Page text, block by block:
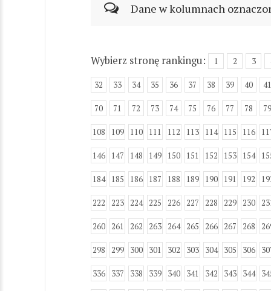
Dane w kolumnach
Wybierz stronę rankingu: 1 2 3
32 33 34 35 36 37 38 39 40 41
70 71 72 73 74 75 76 77 78 79
108 109 110 111 112 113 114 115 116
146 147 148 149 150 151 152 153 154
184 185 186 187 188 189 190 191 192
222 223 224 225 226 227 228 229 230
260 261 262 263 264 265 266 267 268
298 299 300 301 302 303 304 305 306
336 337 338 339 340 341 342 343 344